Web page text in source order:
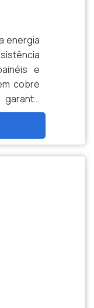
energia
e
cobre
menor
técnica